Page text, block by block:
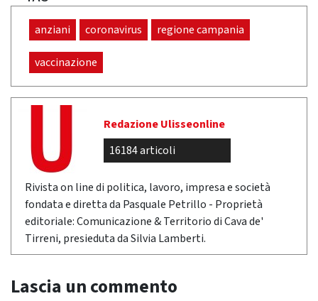
anziani coronavirus regione campania
vaccinazione
Redazione Ulisseonline
16184 articoli
Rivista on line di politica, lavoro, impresa e società
fondata e diretta da Pasquale Petrillo - Proprietà
editoriale: Comunicazione & Territorio di Cava de'
Tirreni, presieduta da Silvia Lamberti.
Lascia un commento